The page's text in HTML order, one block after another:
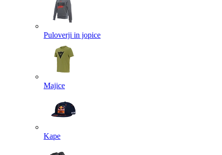
Puloverji in jopice
Majice
Kape